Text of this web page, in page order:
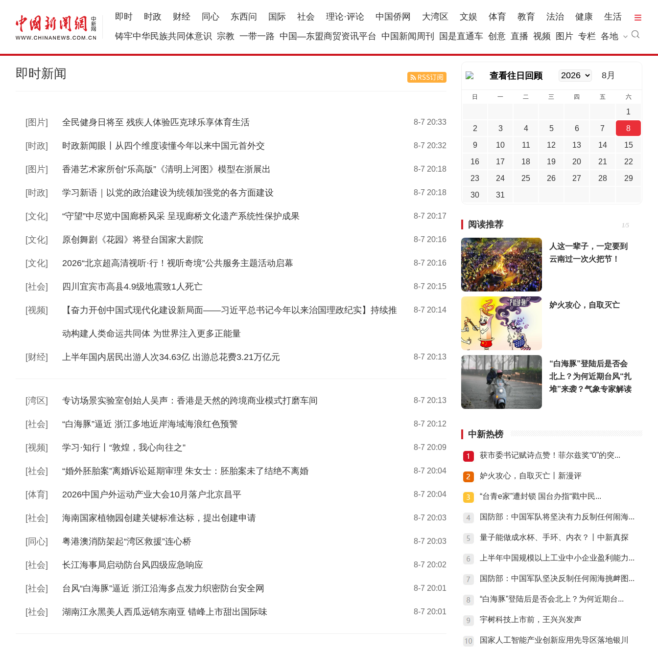
即时 时政 财经 同心 东西问 国际 社会 理论·评论 中国侨网 大湾区 文娱 体育 教育 法治 健康
生活
铸牢中华民族共同体意识 宗教 一带一路 中国—东盟商贸资讯平台 中国新闻周刊 国是直通车 创意 直播 视频 图片 专栏 各地
即时新闻
[图片] 全民健身日将至 残疾人体验匹克球乐享体育生活 8-7 20:33
[时政] 时政新闻眼丨从四个维度读懂今年以来中国元首外交 8-7 20:32
[图片] 香港艺术家所创“乐高版”《清明上河图》模型在浙展出 8-7 20:18
[时政] 学习新语｜以党的政治建设为统领加强党的各方面建设 8-7 20:18
[文化] “守望”中尽览中国廊桥风采 呈现廊桥文化遗产系统性保护成果 8-7 20:17
[文化] 原创舞剧《花园》将登台国家大剧院 8-7 20:16
[文化] 2026“北京超高清视听·行！视听奇境”公共服务主题活动启幕 8-7 20:16
[社会] 四川宜宾市高县4.9级地震致1人死亡 8-7 20:15
[视频] 【奋力开创中国式现代化建设新局面——习近平总书记今年以来治国理政纪实】持续推
动构建人类命运共同体 为世界注入更多正能量
8-7 20:14
[财经] 上半年国内居民出游人次34.63亿 出游总花费3.21万亿元 8-7 20:13
[湾区] 专访场景实验室创始人吴声：香港是天然的跨境商业模式打磨车间 8-7 20:13
[社会] “白海豚”逼近 浙江多地近岸海域海浪红色预警 8-7 20:12
[视频] 学习·知行丨“敦煌，我心向往之” 8-7 20:09
[社会] “婚外胚胎案”离婚诉讼延期审理 朱女士：胚胎案未了结绝不离婚 8-7 20:04
[体育] 2026中国户外运动产业大会10月落户北京昌平 8-7 20:04
[社会] 海南国家植物园创建关键标准达标，提出创建申请 8-7 20:03
[同心] 粤港澳消防架起“湾区救援”连心桥 8-7 20:03
[社会] 长江海事局启动防台风四级应急响应 8-7 20:02
[社会] 台风“白海豚”逼近 浙江沿海多点发力织密防台安全网 8-7 20:01
[社会] 湖南江永黑美人西瓜远销东南亚 错峰上市甜出国际味 8-7 20:01
查看往日回顾 8月
日 一 二 三 四 五 六
1
2
3 4 5 6 7
8
9
10 11 12 13 14
15
16
17 18 19 20 21
22
23
24 25 26 27 28
29
30
31
阅读推荐 1/5
人这一辈子，一定要到
云南过一次火把节！
妒火攻心，自取灭亡
“白海豚”登陆后是否会
北上？为何近期台风“扎
堆”来袭？气象专家解读
中新热榜
获市委书记赋诗点赞！菲尔兹奖“0”的突...
妒火攻心，自取灭亡丨新漫评
“台青e家”遭封锁 国台办指“戳中民...
国防部：中国军队将坚决有力反制任何闹海...
量子能做成水杯、手环、内衣？丨中新真探
上半年中国规模以上工业中小企业盈利能力...
国防部：中国军队坚决反制任何闹海挑衅图...
“白海豚”登陆后是否会北上？为何近期台...
宇树科技上市前，王兴兴发声
国家人工智能产业创新应用先导区落地银川